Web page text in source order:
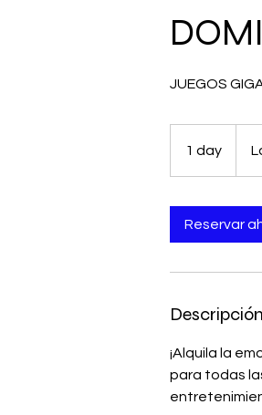
JUEGOS
1 day
Reservar
¡Alquila la
para todas